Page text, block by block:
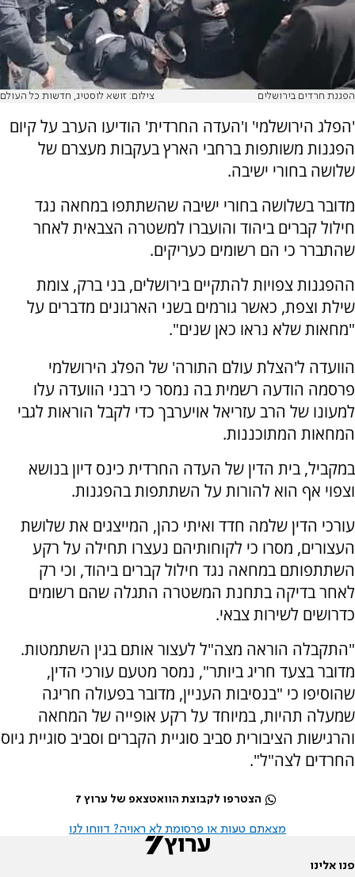
הפגנת חרדים בירושלים צילום: זושא לוסטיג, חדשות כל העולם
'הפלג הירושלמי' ו'העדה החרדית' הודיעו הערב על קיום
הפגנות משותפות ברחבי הארץ בעקבות מעצרם של
שלושה בחורי ישיבה.
מדובר בשלושה בחורי ישיבה שהשתתפו במחאה נגד
חילול קברים ביהוד והועברו למשטרה הצבאית לאחר
שהתברר כי הם רשומים כעריקים.
ההפגנות צפויות להתקיים בירושלים, בני ברק, צומת
שילת וצפת, כאשר גורמים בשני הארגונים מדברים על
"מחאות שלא נראו כאן שנים".
הוועדה ל'הצלת עולם התורה' של הפלג הירושלמי
פרסמה הודעה רשמית בה נמסר כי רבני הוועדה עלו
למעונו של הרב עזריאל אויערבך כדי לקבל הוראות לגבי
המחאות המתוכננות.
במקביל, בית הדין של העדה החרדית כינס דיון בנושא
וצפוי אף הוא להורות על השתתפות בהפגנות.
עורכי הדין שלמה חדד ואיתי כהן, המייצגים את שלושת
העצורים, מסרו כי לקוחותיהם נעצרו תחילה על רקע
השתתפותם במחאה נגד חילול קברים ביהוד, וכי רק
לאחר בדיקה בתחנת המשטרה התגלה שהם רשומים
כדרושים לשירות צבאי.
"התקבלה הוראה מצה"ל לעצור אותם בגין השתמטות.
מדובר בצעד חריג ביותר", נמסר מטעם עורכי הדין,
שהוסיפו כי "בנסיבות העניין, מדובר בפעולה חריגה
שמעלה תהיות, במיוחד על רקע אופייה של המחאה
והרגישות הציבורית סביב סוגיית הקברים וסביב סוגיית גיוס
החרדים לצה"ל".
הצטרפו לקבוצת הוואטצאפ של ערוץ 7
מצאתם טעות או פרסומת לא ראויה? דווחו לנו
פנו אלינו